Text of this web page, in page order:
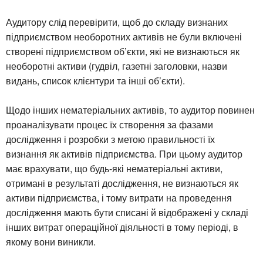
Аудитору слід перевірити, щоб до складу визнаних
підприємством необоротних активів не були включені
створені підприємством об’єкти, які не визнаються як
необоротні активи (гудвіл, газетні заголовки, назви
видань, список клієнтури та інші об’єкти).
Щодо інших нематеріальних активів, то аудитор повинен
проаналізувати процес їх створення за фазами
дослідження і розробки з метою правильності їх
визнання як активів підприємства. При цьому аудитор
має врахувати, що будь-які нематеріальні активи,
отримані в результаті дослідження, не визнаються як
активи підприємства, і тому витрати на проведення
дослідження мають бути списані й відображені у складі
інших витрат операційної діяльності в тому періоді, в
якому вони виникли.